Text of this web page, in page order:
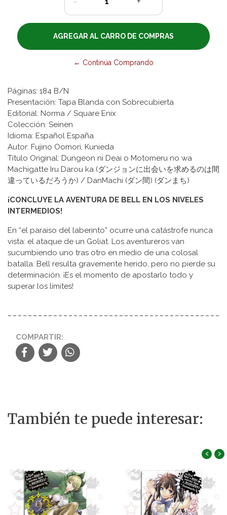
← Continúa Comprando
Páginas: 184 B/N
Presentación: Tapa Blanda con Sobrecubierta
Editorial: Norma / Square Enix
Colección: Seinen
Idioma: Español España
Autor: Fujino Oomori, Kunieda
Título Original: Dungeon ni Deai o Motomeru no wa
Machigatte Iru Darou ka (ダンジョンに出会いを求めるのは間
違っているだろうか) / DanMachi (ダン間) (ダンまち)
¡CONCLUYE LA AVENTURA DE BELL EN LOS NIVELES
INTERMEDIOS!
En “el paraíso del laberinto” ocurre una catástrofe nunca
vista: el ataque de un Goliat. Los aventureros van
sucumbiendo uno tras otro en medio de una colosal
batalla. Bell resulta gravemente herido, pero no pierde su
determinación. ¡Es el momento de apostarlo todo y
superar los límites!
COMPARTIR:
También te puede interesar:
‹ ›